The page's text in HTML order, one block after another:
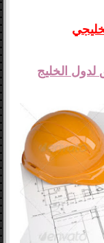
الخليج